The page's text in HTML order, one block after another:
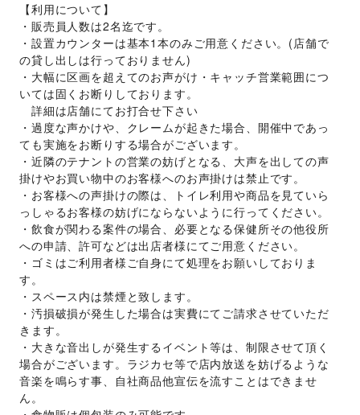
【利用について】
・販売員人数は2名迄です。
・設置カウンターは基本1本のみご用意ください。(店舗で
の貸し出しは行っておりません)
・大幅に区画を超えてのお声がけ・キャッチ営業範囲につ
いては固くお断りしております。
詳細は店舗にてお打合せ下さい
・過度な声かけや、クレームが起きた場合、開催中であっ
ても実施をお断りする場合がございます。
・近隣のテナントの営業の妨げとなる、大声を出しての声
掛けやお買い物中のお客様へのお声掛けは禁止です。
・お客様への声掛けの際は、トイレ利用や商品を見ていら
っしゃるお客様の妨げにならないように行ってください。
・飲食が関わる案件の場合、必要となる保健所その他役所
への申請、許可などは出店者様にてご用意ください。
・ゴミはご利用者様ご自身にて処理をお願いしておりま
す。
・スペース内は禁煙と致します。
・汚損破損が発生した場合は実費にてご請求させていただ
きます。
・大きな音出しが発生するイベント等は、制限させて頂く
場合がございます。ラジカセ等で店内放送を妨げるような
音楽を鳴らす事、自社商品他宣伝を流すことはできませ
ん。